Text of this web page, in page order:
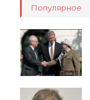
Популярное